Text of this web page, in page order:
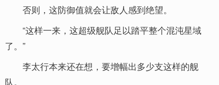
否则，这防御值就会让敌人感到绝望。
“这样一来，这超级舰队足以踏平整个混沌星域
了。”
李太行本来还在想，要增幅出多少支这样的舰
队。